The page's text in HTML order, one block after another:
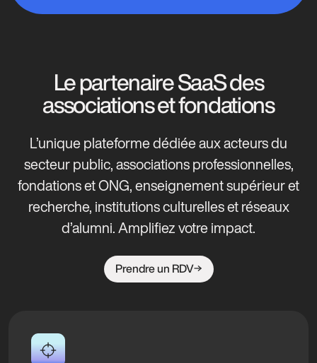
Le partenaire SaaS des
associations et fondations
L’unique plateforme dédiée aux acteurs du
secteur public, associations professionnelles,
fondations et ONG, enseignement supérieur et
recherche, institutions culturelles et réseaux
d’alumni. Amplifiez votre impact.
Prendre un RDV